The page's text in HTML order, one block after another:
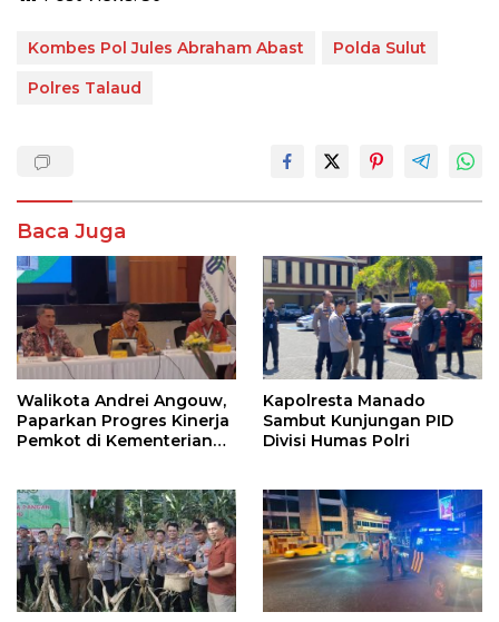
Kombes Pol Jules Abraham Abast
Polda Sulut
Polres Talaud
Baca Juga
Walikota Andrei Angouw,
Paparkan Progres Kinerja
Pemkot di Kementerian
Kapolresta Manado
Sambut Kunjungan PID
Divisi Humas Polri